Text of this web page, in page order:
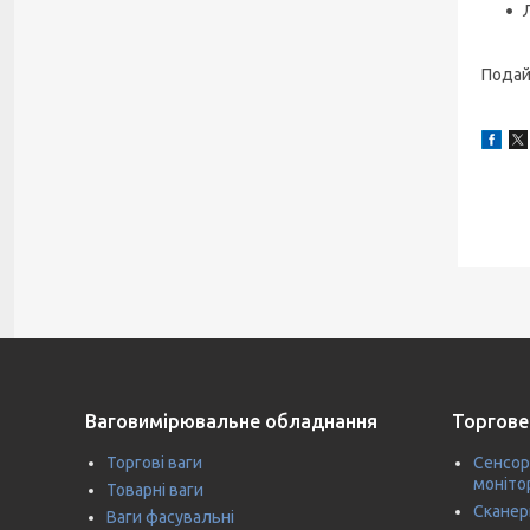
Ваговимірювальне обладнання
Торгові ваги
Товарні ваги
Ваги фасувальні